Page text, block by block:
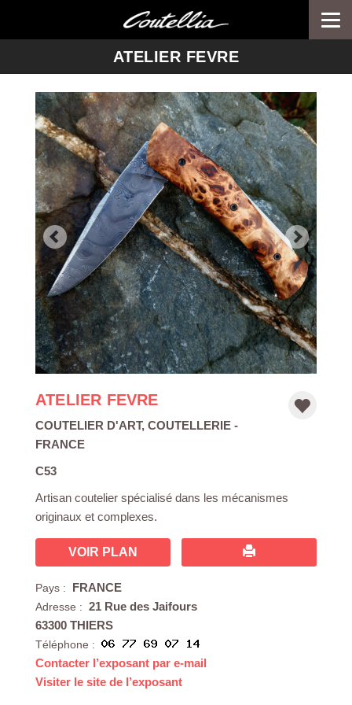
ATELIER FEVRE
ATELIER FEVRE
COUTELIER D'ART, COUTELLERIE -
FRANCE
C53
Artisan coutelier spécialisé dans les mécanismes
originaux et complexes.
VOIR PLAN
Pays : FRANCE
Adresse : 21 Rue des Jaifours
63300 THIERS
Téléphone :
Contacter l’exposant par e-mail
Visiter le site de l’exposant